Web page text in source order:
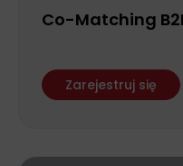
Co-Matching
Zarejestruj się